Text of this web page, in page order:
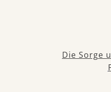
Die Sorge